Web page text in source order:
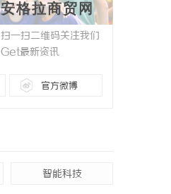
安格拉商贸网
扫一扫二维码关注我们
Get最新资讯
官方微博
智能科技